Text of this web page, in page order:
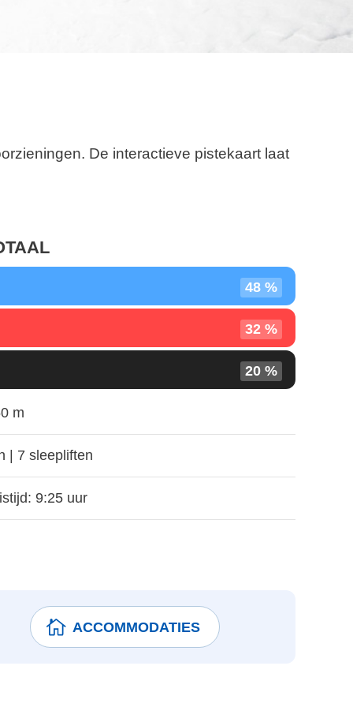
De interactieve pistekaart laat
48 %
32 %
20 %
m
| 7 sleepliften
9:25 uur
ACCOMMODATIES